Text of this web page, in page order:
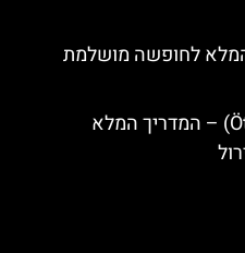
המלא לחופשה מושלמת
אטרקציות בעמק אוץ (Ötztal) – המדריך המלא